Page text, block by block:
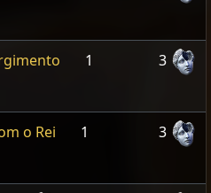
1
3
o Rei
1
3